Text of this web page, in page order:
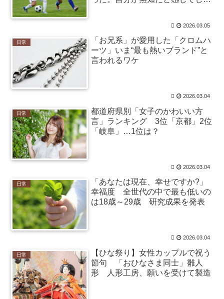
14:39)
【朗報】ハンターハンター、とんでもねえ伏線が発掘
【ウマ娘】4コマ「ギャル界隈」 / おまとめアンテナ
NEW!
堀田真由が10周年で大きな一歩 初挑戦の役柄に期待
集まる / おまとめアンテナ
【心霊・幽霊】真緑色の腐った死体？ / おまとめアンテ
ナ NEW! (8/7 11:00)
鍵失くした男「45分だけ部屋に入れろ！何もしないか
ら！」→女子大生「無理です（警察呼びます）」→男
「熱中症になれってか！使えないな！」完全に不審者で
草ｗｗｗ / おまとめアンテナ NEW! (8/7 10:19)
大嫌いで一口も食べられなかったトマトが、妊娠中だ
け突然食べられるようになり、つわりが終わった瞬間に
また食べられなくなった衝撃 / おまとめアンテナ
2026.03.05
日常
「お兄系」が愛用した「クロムハ
ーツ」いま“最も熱いブランド”と
言われるワケ
2026.03.04
日常
都道府県別「女子のかわいい方
言」ランキング 3位「京都」2位
「岐阜」…1位は？
2026.03.04
日常
「あなたは現在、幸せですか?」
幸福度 全世代の中で最も低いの
は18歳～29歳 研究成果を発表
2026.03.04
日常
【ひな祭り】女性カップルで祝う
節句 「おひなさま同士」雛人
形 人形工房、願いを受けて製造